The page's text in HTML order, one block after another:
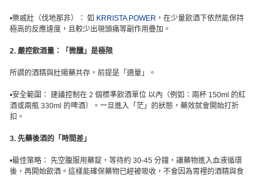
•樂威壯（伐地那非）： 如 KRRISTA POWER ，在少量飲酒下依然能保持
極高的反應速度，且較少出現頭痛等副作用疊加。
2. 嚴控飲酒量：「微醺」是極限
所謂的酒精與壯陽藥共存，前提是「適量」。
•安全範圍： 建議控制在 2 個標準飲酒單位 以內（例如：兩杯 150ml 的紅
酒或兩瓶 330ml 的啤酒）。一旦進入「茫」的狀態，藥效就會開始打折
扣。
3. 先藥後酒的「時間差」
•最佳策略： 先空腹服用藥錠，等待約 30-45 分鐘，讓藥物進入血液循環
後，再開始飲酒。這樣能確保藥物已經被吸收，不會因為胃裡的酒精與食